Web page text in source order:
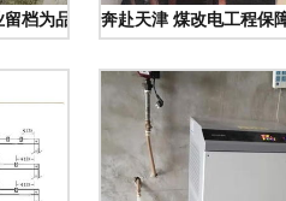
档为品质生活保驾护航
奔赴天津 煤改电工程保